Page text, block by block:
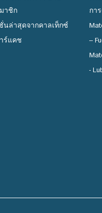
ต้น ทั้งนี้ ท่านมีสิท
ทะเบียนสำเร็จใน
เท่านั้น และมีเดือ
กรณีที่ท่านทำตาม
คะแนนสะสมพิเศ
าชิก
นล่าสุดจากคาลเท็กซ์
ร์แคช
กา
–
-